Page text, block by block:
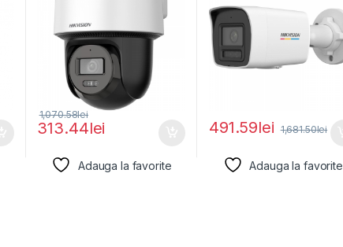
313.44lei
1,070.58lei
Adauga la favorite
491.59lei 1,681.50lei
Adauga la favorite